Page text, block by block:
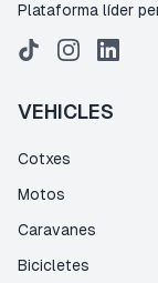
Plataforma líder
VEHICLES
Cotxes
Motos
Caravanes
Bicicletes